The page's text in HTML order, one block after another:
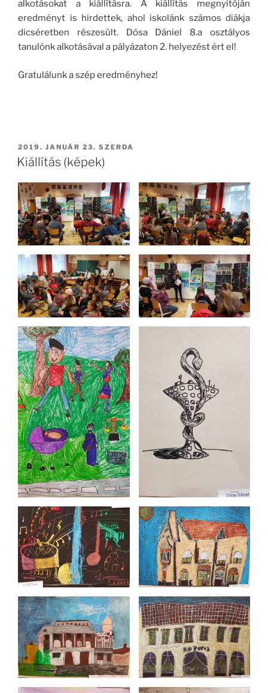
alkotásokat a kiállításra. A kiállítás megnyitóján
eredményt is hirdettek, ahol iskolánk számos diákja
dicséretben részesült. Dósa Dániel 8.a osztályos
tanulónk alkotásával a pályázaton 2. helyezést ért el!
Gratulálunk a szép eredményhez!
BEKÜLDVE:
2019. JANUÁR 23. SZERDA
Kiállítás (képek)